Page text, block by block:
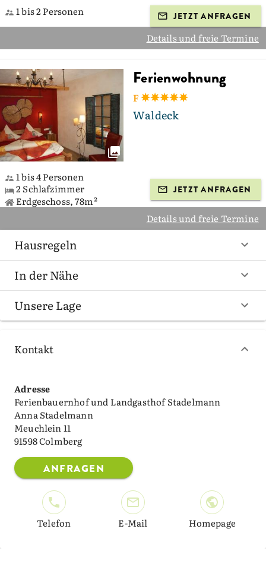
1 bis 2 Personen JETZT ANFRAGEN
Details und freie Termine
Ferienwohnung
F
Waldeck
1 bis 4 Personen
2 Schlafzimmer
Erdgeschoss, 78m²
JETZT ANFRAGEN
Details und freie Termine
Hausregeln
In der Nähe
Unsere Lage
Kontakt
Adresse
Ferienbauernhof und Landgasthof Stadelmann
Anna Stadelmann
Meuchlein 11
91598 Colmberg
ANFRAGEN
Telefon E-Mail Homepage